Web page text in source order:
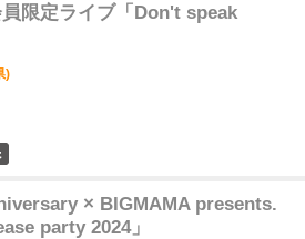
限定ライブ「Don't speak
)
× BIGMAMA presents.
party 2024」